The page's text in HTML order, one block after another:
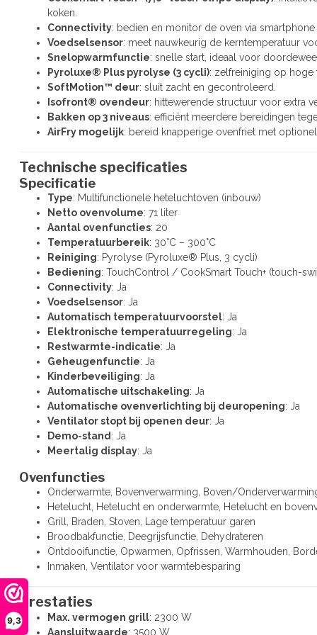
9,3
koken.
Connectivity: bedien en monitor de oven via
Voedselsensor: meet nauwkeurig de kerntemperatuur
Snelopwarmfunctie: snelle start, ideaal voor
Pyroluxe® Plus pyrolyse (3 cycli): zelfreiniging op hoge
SoftMotion™ deur: sluit zacht en gecontroleerd.
Isofront® ovendeur: hittewerende structuur voor extra
Bakken op 3 niveaus: efficiënt meerdere bereidingen
AirFry mogelijk: bereid knapperige ovenfriet met
Technische specificaties
Specificatie
Type: Multifunctionele heteluchtoven (inbouw)
Netto ovenvolume: 71 liter
Aantal ovenfuncties: 20
Temperatuurbereik: 30°C – 300°C
Reiniging: Pyrolyse (Pyroluxe® Plus, 3 cycli)
Bediening: TouchControl / CookSmart Touch+ (touch-
Connectivity: Ja
Voedselsensor: Ja
Automatisch temperatuurvoorstel: Ja
Elektronische temperatuurregeling: Ja
Restwarmte-indicatie: Ja
Geheugenfunctie: Ja
Kinderbeveiliging: Ja
Automatische uitschakeling: Ja
Automatische ovenverlichting bij deuropening: Ja
Ventilator stopt bij openen deur: Ja
Demo-stand: Ja
Meertalig display: Ja
Ovenfuncties
Onderwarmte, Bovenverwarming, Boven/
Hetelucht, Hetelucht en onderwarmte, Hetelucht en
Grill, Braden, Stoven, Lage temperatuur garen
Broodbakfunctie, Deegrijsfunctie, Dehydrateren
Ontdooifunctie, Opwarmen, Opfrissen, Warmhouden,
Inmaken, Ventilator voor warmtebesparing
Prestaties
Max. vermogen grill: 2300 W
Aansluitwaarde: 3500 W